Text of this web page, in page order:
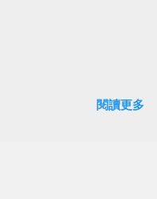
閱讀更多